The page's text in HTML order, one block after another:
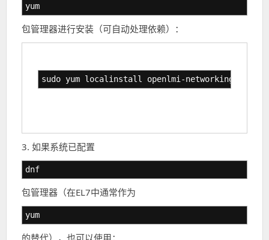
yum
包管理器进行安装（可自动处理依赖）：
sudo yum localinstall openlmi-networking-doc-
3. 如果系统已配置
dnf
包管理器（在EL7中通常作为
yum
的替代），也可以使用：